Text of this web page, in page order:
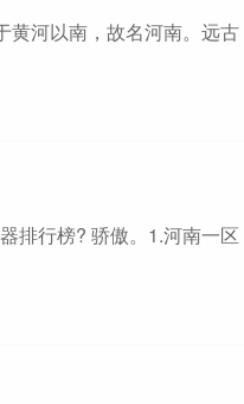
黄河以南，故名河南。远古
排行榜? 骄傲。1.河南一区